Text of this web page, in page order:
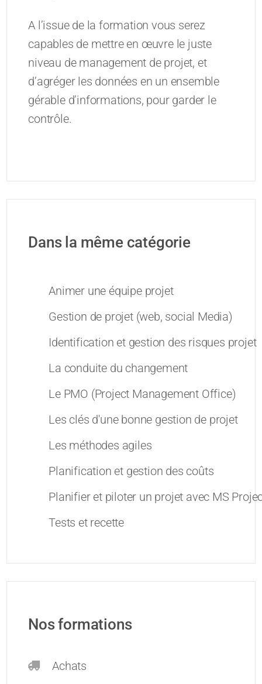
A l’issue de la formation vous serez
capables de mettre en œuvre le juste
niveau de management de projet, et
d’agréger les données en un ensemble
gérable d’informations, pour garder le
contrôle.
Dans la même catégorie
Animer une équipe projet
Gestion de projet (web, social Media)
Identification et gestion des risques projet
La conduite du changement
Le PMO (Project Management Office)
Les clés d'une bonne gestion de projet
Les méthodes agiles
Planification et gestion des coûts
Planifier et piloter un projet avec MS
Tests et recette
Nos formations
Achats